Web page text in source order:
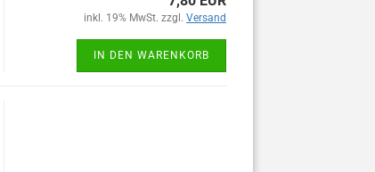
inkl. 19% MwSt. zzgl. Versand
IN DEN WARENKORB